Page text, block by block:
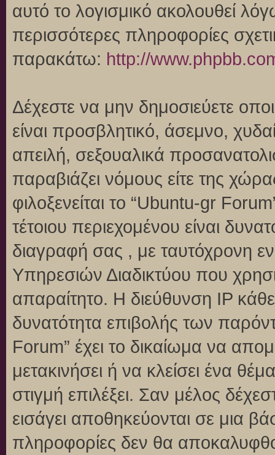
αυτό το λογισμικό ακολουθεί
περισσότερες πληροφορίες
παρακάτω: http://
Δέχεστε να μην δημοσιεύετε
είναι προσβλητικό, άσεμνο,
απειλή, σεξουαλικά
παραβιάζει νόμους είτε της
φιλοξενείται το “Ubuntu-gr
τέτοιου περιεχομένου είναι
διαγραφή σας , με ταυτόχρονη
Υπηρεσιών Διαδικτύου που
απαραίτητο. Η διεύθυνση IP
δυνατότητα επιβολής των
Forum” έχει το δικαίωμα να
μετακινήσει ή να κλείσει ένα
στιγμή επιλέξει. Σαν μέλος
εισάγει αποθηκεύονται σε μια
πληροφορίες δεν θα